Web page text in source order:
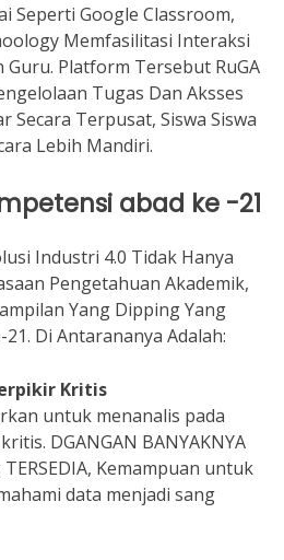
Seperti Google Classroom,
Memfasilitasi Interaksi
Guru. Platform Tersebut RuGA
Tugas Dan Aksses
Secara Terpusat, Siswa Siswa
Lebih Mandiri.
abad ke -21
Industri 4.0 Tidak Hanya
Pengetahuan Akademik,
Yang Dipping Yang
Di Antarananya Adalah:
Kritis
untuk menanalis pada
DGANGAN BANYAKNYA
TERSEDIA, Kemampuan untuk
data menjadi sang